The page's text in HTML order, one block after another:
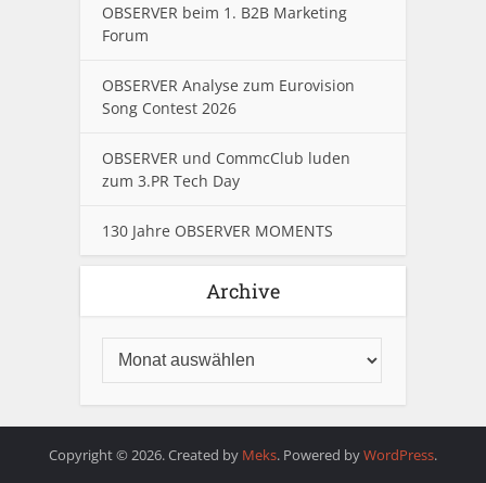
OBSERVER beim 1. B2B Marketing
Forum
OBSERVER Analyse zum Eurovision
Song Contest 2026
OBSERVER und CommcClub luden
zum 3.PR Tech Day
130 Jahre OBSERVER MOMENTS
Archive
Copyright © 2026. Created by Meks. Powered byWordPress.